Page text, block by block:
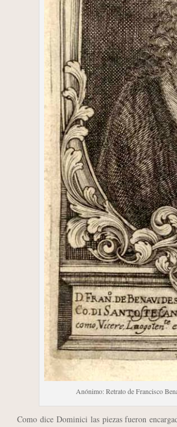
Anónimo: Retrato de Francisco
Como dice Dominici las piezas fueron